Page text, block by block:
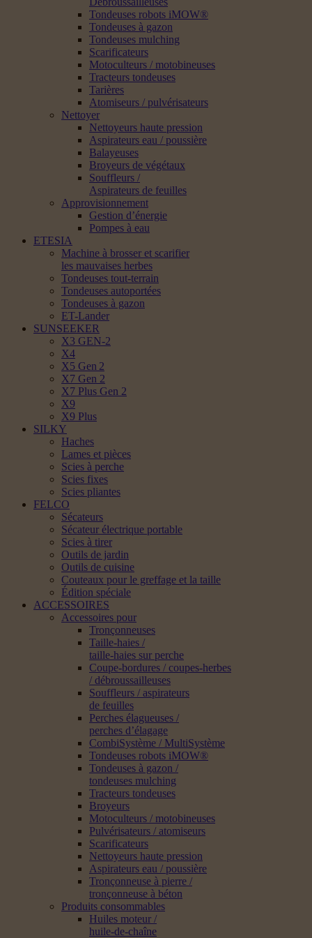
Tondeuses robots iMOW®
Tondeuses à gazon
Tondeuses mulching
Scarificateurs
Motoculteurs / motobineuses
Tracteurs tondeuses
Tarières
Atomiseurs / pulvérisateurs
Nettoyer
Nettoyeurs haute pression
Aspirateurs eau / poussière
Balayeuses
Broyeurs de végétaux
Souffleurs /
Aspirateurs de feuilles
Approvisionnement
Gestion d’énergie
Pompes à eau
ETESIA
Machine à brosser et scarifier
les mauvaises herbes
Tondeuses tout-terrain
Tondeuses autoportées
Tondeuses à gazon
ET-Lander
SUNSEEKER
X3 GEN-2
X4
X5 Gen 2
X7 Gen 2
X7 Plus Gen 2
X9
X9 Plus
SILKY
Haches
Lames et pièces
Scies à perche
Scies fixes
Scies pliantes
FELCO
Sécateurs
Sécateur électrique portable
Scies à tirer
Outils de jardin
Outils de cuisine
Couteaux pour le greffage et la taille
Édition spéciale
ACCESSOIRES
Accessoires pour
Tronçonneuses
Taille-haies /
taille-haies sur perche
Coupe-bordures / coupes-herbes
/ débroussailleuses
Souffleurs / aspirateurs
de feuilles
Perches élagueuses /
perches d’élagage
CombiSystème / MultiSystème
Tondeuses robots iMOW®
Tondeuses à gazon /
tondeuses mulching
Tracteurs tondeuses
Broyeurs
Motoculteurs / motobineuses
Pulvérisateurs / atomiseurs
Scarificateurs
Nettoyeurs haute pression
Aspirateurs eau / poussière
Tronçonneuse à pierre /
tronçonneuse à béton
Produits consommables
Huiles moteur /
huile-de-chaîne